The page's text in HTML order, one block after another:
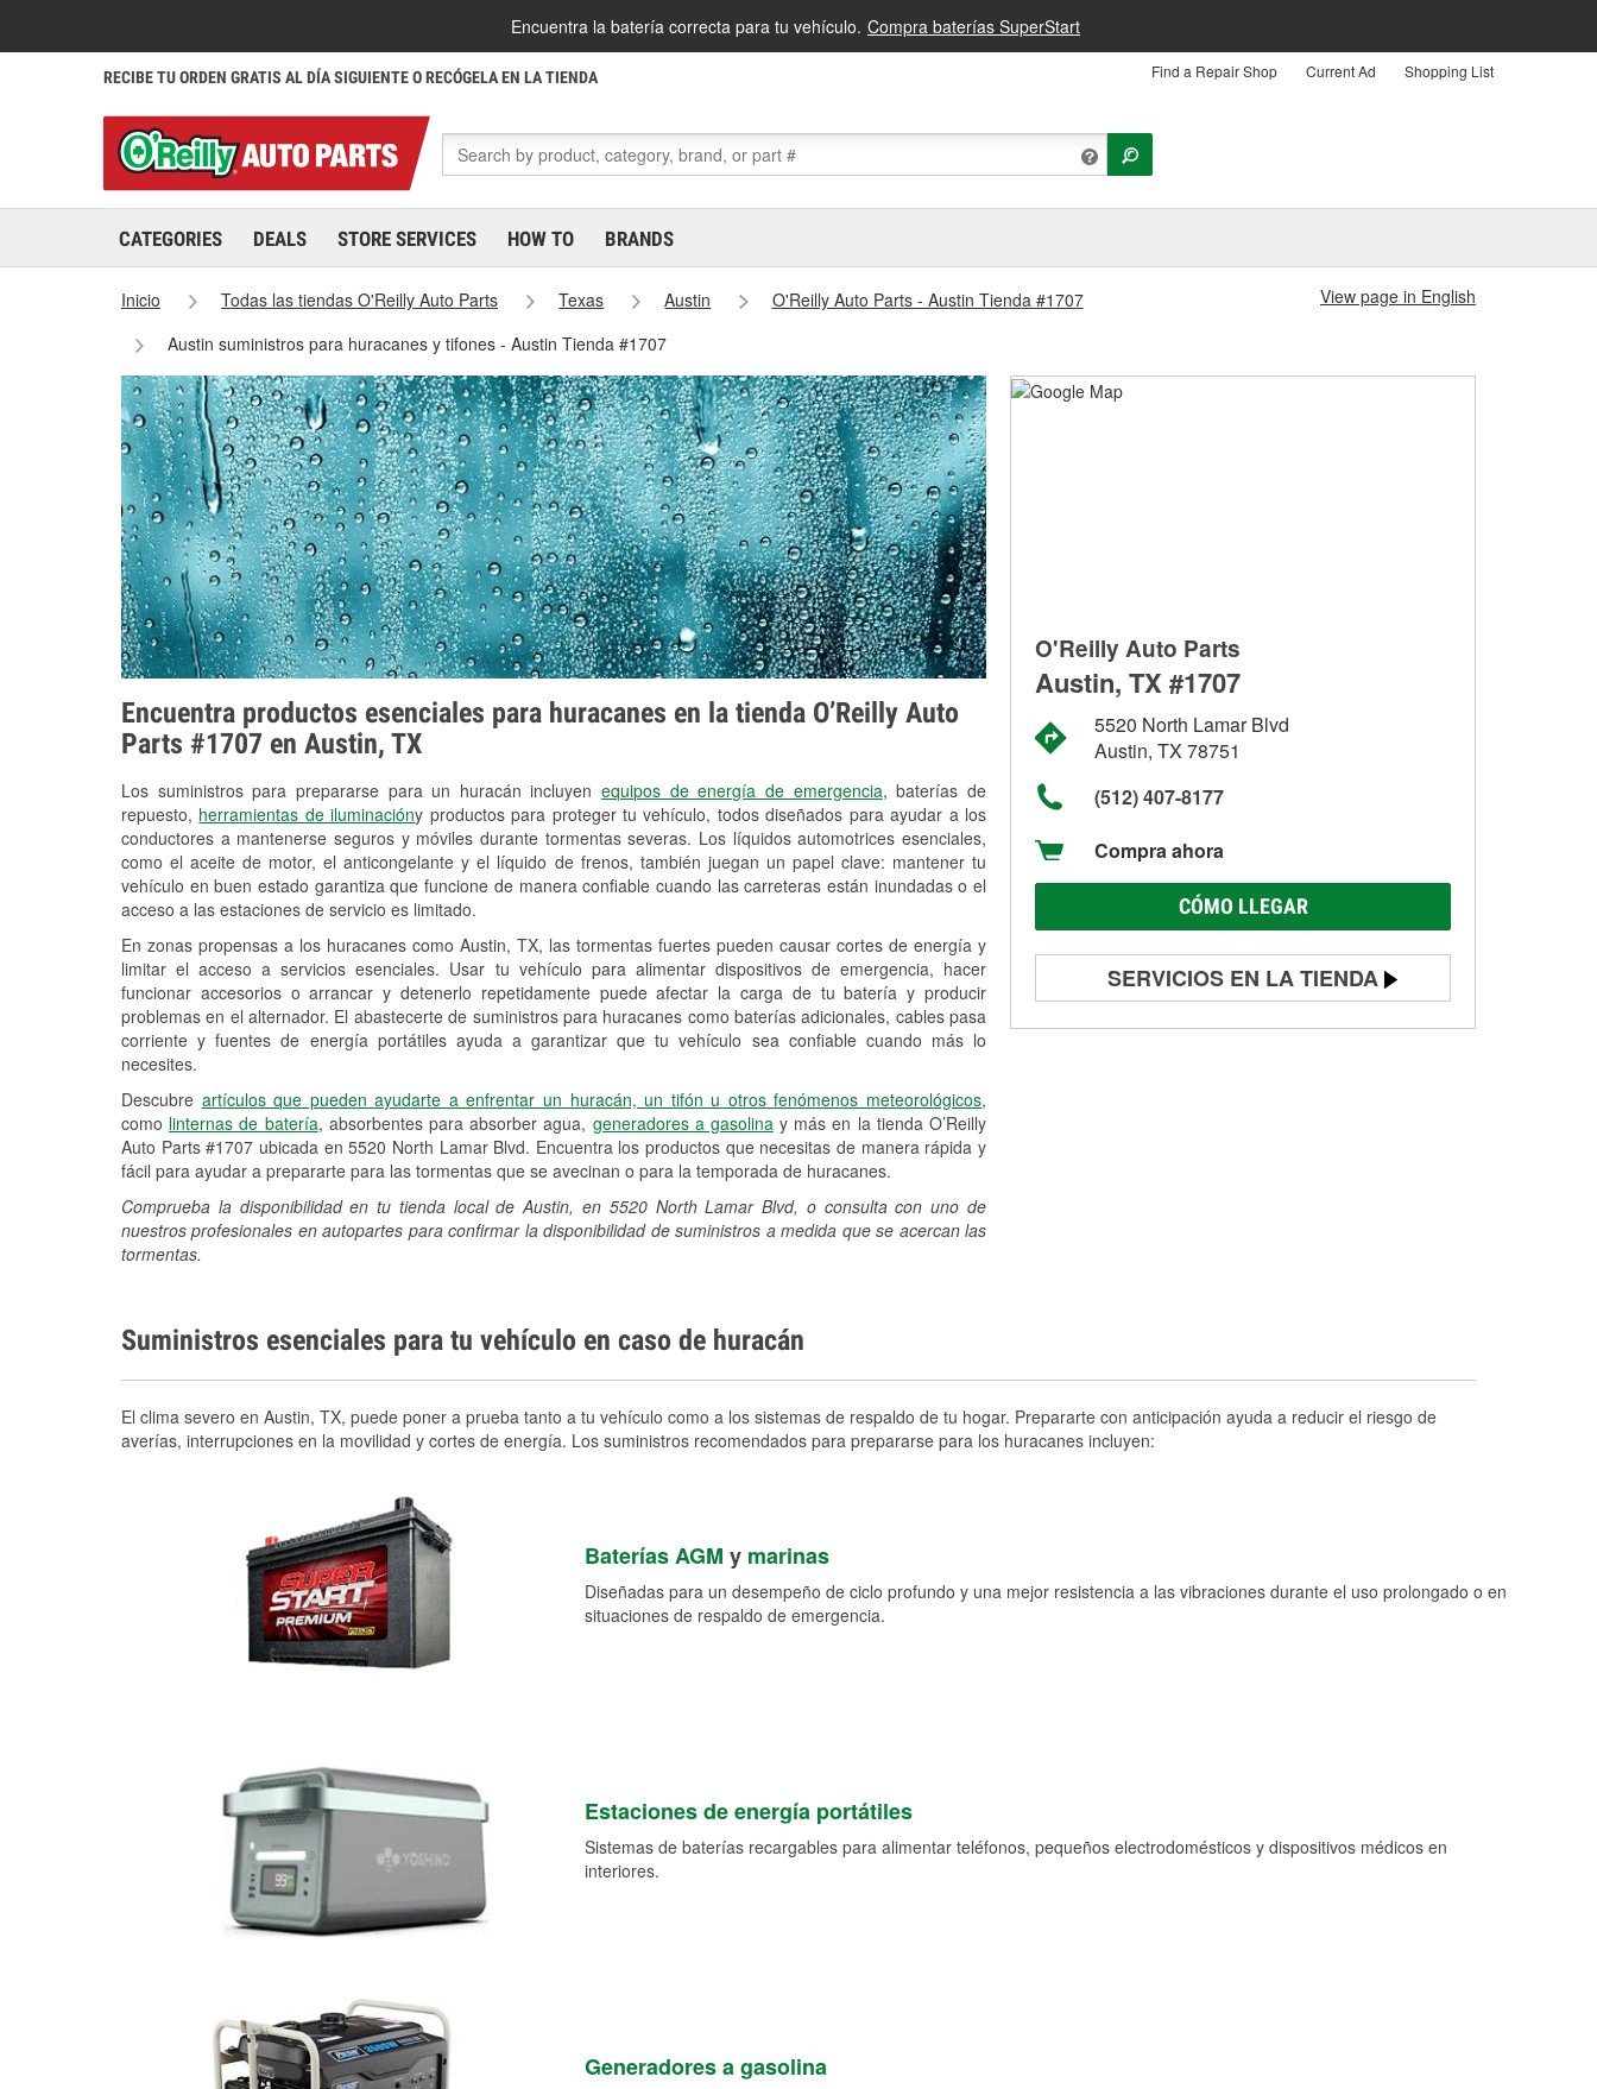
Encuentra la batería correcta para tu vehículo. Compra baterías SuperStart
RECIBE TU ORDEN GRATIS AL DÍA SIGUIENTE O RECÓGELA EN LA TIENDA Find a Repair Shop Current Ad Shopping List
CATEGORIES DEALS STORE SERVICES HOW TO BRANDS
Inicio Todas las tiendas O'Reilly Auto Parts Texas Austin
O'Reilly Auto Parts - Austin Tienda #1707
Austin suministros para huracanes y tifones - Austin Tienda #1707
View page in English
Encuentra productos esenciales para huracanes en la tienda O’Reilly Auto
Parts #1707 en Austin, TX
Los suministros para prepararse para un huracán incluyenequipos de energía de emergencia, baterías de
repuesto, herramientas de iluminacióny productos para proteger tu vehículo, todos diseñados para ayudar a los
conductores a mantenerse seguros y móviles durante tormentas severas. Los líquidos automotrices esenciales,
como el aceite de motor, el anticongelante y el líquido de frenos, también juegan un papel clave: mantener tu
vehículo en buen estado garantiza que funcione de manera confiable cuando las carreteras están inundadas o el
acceso a las estaciones de servicio es limitado.
En zonas propensas a los huracanes como Austin, TX, las tormentas fuertes pueden causar cortes de energía y
limitar el acceso a servicios esenciales. Usar tu vehículo para alimentar dispositivos de emergencia, hacer
funcionar accesorios o arrancar y detenerlo repetidamente puede afectar la carga de tu batería y producir
problemas en el alternador. El abastecerte de suministros para huracanes como baterías adicionales, cables pasa
corriente y fuentes de energía portátiles ayuda a garantizar que tu vehículo sea confiable cuando más lo
necesites.
Descubre artículos que pueden ayudarte a enfrentar un huracán, un tifón u otros fenómenos meteorológicos,
como linternas de batería, absorbentes para absorber agua, generadores a gasolinay más en la tienda O’Reilly
Auto Parts #1707 ubicada en 5520 North Lamar Blvd. Encuentra los productos que necesitas de manera rápida y
fácil para ayudar a prepararte para las tormentas que se avecinan o para la temporada de huracanes.
Comprueba la disponibilidad en tu tienda local de Austin, en 5520 North Lamar Blvd, o consulta con uno de
nuestros profesionales en autopartes para confirmar la disponibilidad de suministros a medida que se acercan las
tormentas.
O'Reilly Auto Parts
Austin, TX #1707
5520 North Lamar Blvd
Austin, TX 78751
(512) 407-8177
Compra ahora
CÓMO LLEGAR
SERVICIOS EN LA TIENDA
Prueba de batería
Conoce más
Suministros esenciales para tu vehículo en caso de huracán
El clima severo en Austin, TX, puede poner a prueba tanto a tu vehículo como a los sistemas de respaldo de tu hogar. Prepararte con anticipación ayuda a reducir el riesgo de
averías, interrupciones en la movilidad y cortes de energía. Los suministros recomendados para prepararse para los huracanes incluyen:
Baterías AGM y marinas
Diseñadas para un desempeño de ciclo profundo y una mejor resistencia a las vibraciones durante el uso prolongado o en
situaciones de respaldo de emergencia.
Estaciones de energía portátiles
Sistemas de baterías recargables para alimentar teléfonos, pequeños electrodomésticos y dispositivos médicos en
interiores.
Generadores a gasolina